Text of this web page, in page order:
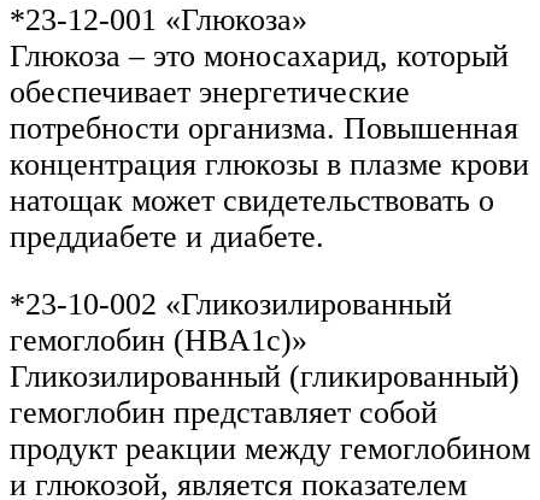
*23-12-001 «Глюкоза»
Глюкоза – это моносахарид, который
обеспечивает энергетические
потребности организма. Повышенная
концентрация глюкозы в плазме крови
натощак может свидетельствовать о
преддиабете и диабете.
*23-10-002 «Гликозилированный
гемоглобин (HBA1c)»
Гликозилированный (гликированный)
гемоглобин представляет собой
продукт реакции между гемоглобином
и глюкозой, является показателем